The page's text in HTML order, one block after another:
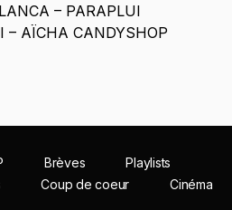
– PARAPLUI
– AÏCHA CANDYSHOP
Brèves
Playlists
Coup de coeur Cinéma